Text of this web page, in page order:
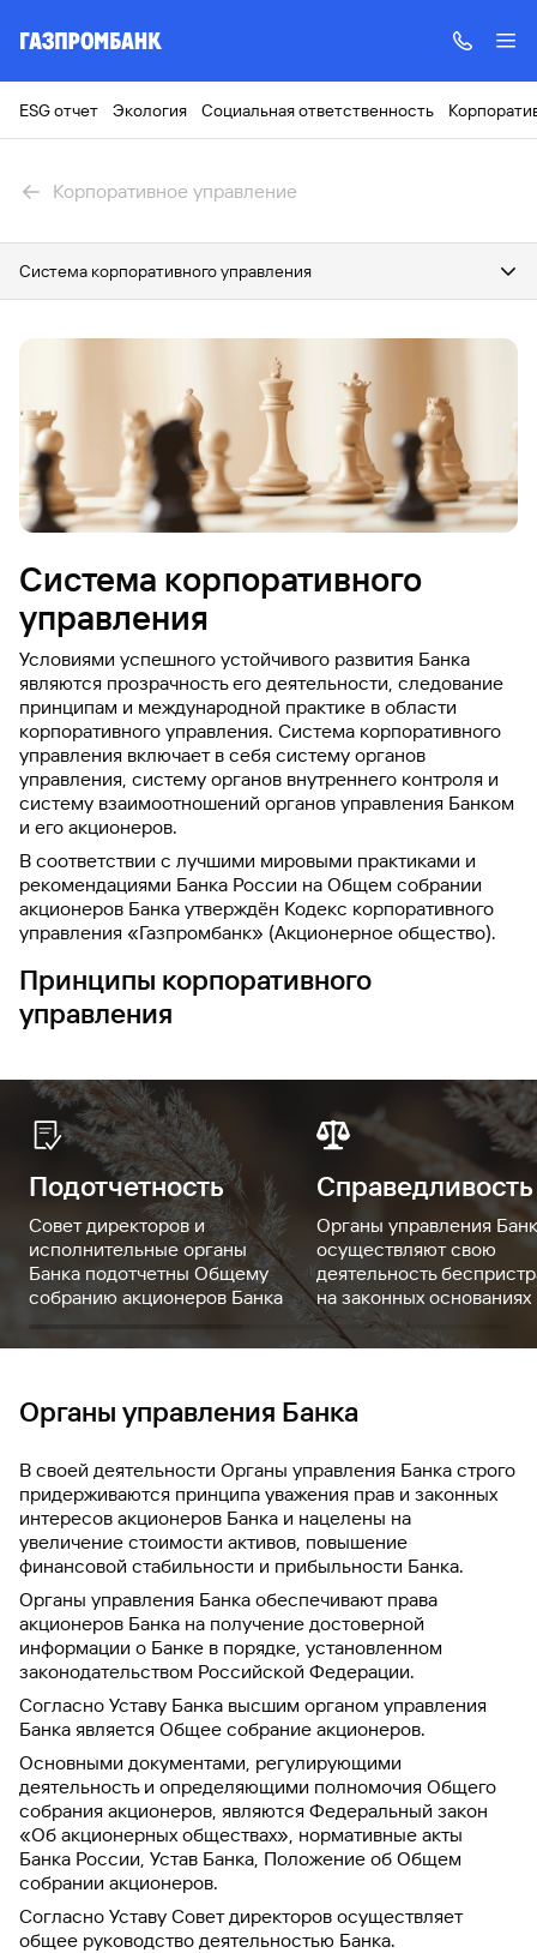
ESG отчет Экология Социальная ответственность
Корпоративное управление
Система корпоративного управления
Система корпоративного
управления
Условиями успешного устойчивого развития Банка
являются прозрачность его деятельности, следование
принципам и международной практике в области
корпоративного управления. Система корпоративного
управления включает в себя систему органов
управления, систему органов внутреннего контроля и
систему взаимоотношений органов управления Банком
и его акционеров.
В соответствии с лучшими мировыми практиками и
рекомендациями Банка России на Общем собрании
акционеров Банка утверждён Кодекс корпоративного
управления «Газпромбанк» (Акционерное общество).
Принципы корпоративного
управления
Подотчетность
Совет директоров и
исполнительные органы
Банка подотчетны Общему
собранию акционеров Банка
Справедливость
Органы управления
осуществляют свою
деятельность
на законных основаниях
Органы управления Банка
В своей деятельности Органы управления Банка строго
придерживаются принципа уважения прав и законных
интересов акционеров Банка и нацелены на
увеличение стоимости активов, повышение
финансовой стабильности и прибыльности Банка.
Органы управления Банка обеспечивают права
акционеров Банка на получение достоверной
информации о Банке в порядке, установленном
законодательством Российской Федерации.
Согласно Уставу Банка высшим органом управления
Банка является Общее собрание акционеров.
Основными документами, регулирующими
деятельность и определяющими полномочия Общего
собрания акционеров, являются Федеральный закон
«Об акционерных обществах», нормативные акты
Банка России, Устав Банка, Положение об Общем
собрании акционеров.
Согласно Уставу Совет директоров осуществляет
общее руководство деятельностью Банка.